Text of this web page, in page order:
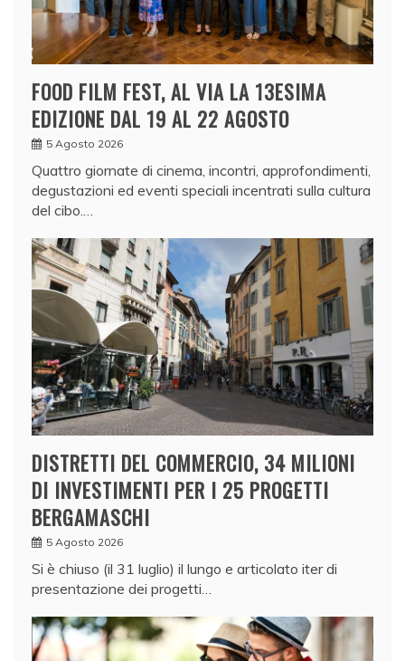
FOOD FILM FEST, AL VIA LA 13ESIMA
EDIZIONE DAL 19 AL 22 AGOSTO
5 Agosto 2026
Quattro giornate di cinema, incontri, approfondimenti,
degustazioni ed eventi speciali incentrati sulla cultura
del cibo.…
DISTRETTI DEL COMMERCIO, 34 MILIONI
DI INVESTIMENTI PER I 25 PROGETTI
BERGAMASCHI
5 Agosto 2026
Si è chiuso (il 31 luglio) il lungo e articolato iter di
presentazione dei progetti…